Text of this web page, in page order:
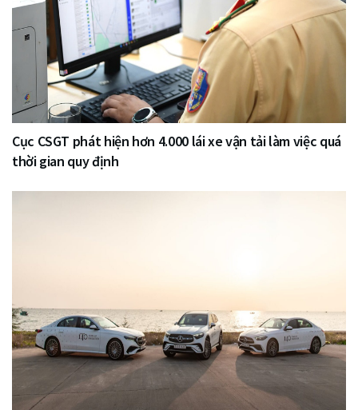
Cục CSGT phát hiện hơn 4.000 lái xe vận tải làm việc quá
thời gian quy định